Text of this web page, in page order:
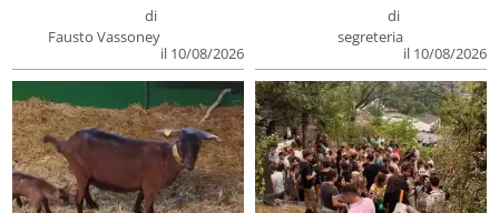
di
Fausto Vassoney
il 10/08/2026
di
segreteria
il 10/08/2026